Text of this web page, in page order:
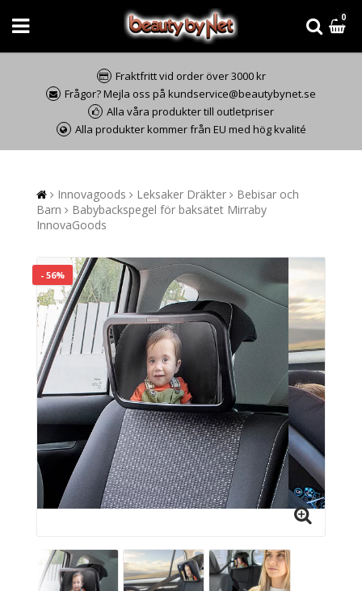
0
Fraktfritt vid order över 3000 kr
Frågor? Mejla oss på kundservice@beautybynet.se
Alla våra produkter till outletpriser
Alla produkter kommer från EU med hög kvalité
Innovagoods Leksaker Dräkter
Bebisar och
Barn
Babybackspegel för baksätet Mirraby
InnovaGoods
- 56%